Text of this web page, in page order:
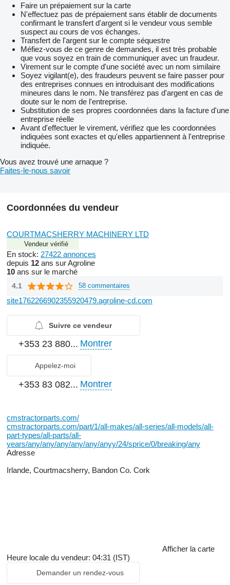
Faire un prépaiement sur la carte
N'effectuez pas de prépaiement sans établir de documents
confirmant le transfert d'argent si le vendeur vous semble
suspect au cours de vos échanges.
Transfert de l'argent sur le compte séquestre
Méfiez-vous de ce genre de demandes, il est très probable
que vous soyez en train de communiquer avec un fraudeur.
Virement sur le compte d'une société avec un nom similaire
Soyez vigilant(e), des fraudeurs peuvent se faire passer pour
des entreprises connues en introduisant des modifications
mineures dans le nom. Ne transférez pas d'argent en cas de
doute sur le nom de l'entreprise.
Substitution de ses propres coordonnées dans la facture d'une
entreprise réelle
Avant d'effectuer le virement, vérifiez que les coordonnées
indiquées sont exactes et qu'elles appartiennent à l'entreprise
indiquée.
Vous avez trouvé une arnaque ?
Faites-le-nous savoir
Coordonnées du vendeur
COURTMACSHERRY MACHINERY LTD
Vendeur vérifié
En stock: 27422 annonces
depuis 12 ans sur Agroline
10 ans sur le marché
4.1 58 commentaires
site1762266902355920479.agroline-cd.com
Suivre ce vendeur
+353 23 880... Montrer
Appelez-moi
+353 83 082... Montrer
cmstractorparts.com/
cmstractorparts.com/part/1/all-makes/all-series/all-models/all-
part-types/all-parts/all-
years/any/any/any/any/any/anyy/24/sprice/0/breaking/any
Adresse
Irlande, Courtmacsherry, Bandon Co. Cork
Afficher la carte
Heure locale du vendeur: 04:31 (IST)
Demander un rendez-vous